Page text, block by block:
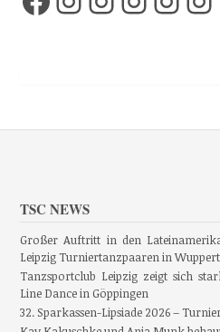
TSC NEWS
Großer Auftritt in den
Leipzig Turniertanzpaaren in
Tanzsportclub Leipzig zeigt sich
Line Dance in Göppingen
32. Sparkassen-Lipsiade 2026 –